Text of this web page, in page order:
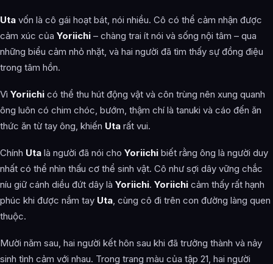
Uta vốn là cô gái hoạt bát, nói nhiều. Cô có thể cảm nhận được
cảm xúc của Yoriichi – chàng trai ít nói và sống nội tâm – qua
những biểu cảm nhỏ nhặt, và hai người đã tìm thấy sự đồng điệu
trong tâm hồn.
Vì Yoriichi có thể thu hút động vật và côn trùng nên xung quanh
ông luôn có chim chóc, bướm, thậm chí là tanuki và cáo đến ăn
thức ăn từ tay ông, khiến Uta rất vui.
Chính Uta là người đã nói cho Yoriichi biết rằng ông là người duy
nhất có thể nhìn thấu cơ thể sinh vật. Cô như sợi dây vững chắc
níu giữ cánh diều đứt dây là Yoriichi. Yoriichi cảm thấy rất hạnh
phúc khi được nắm tay Uta, cùng cô đi trên con đường làng quen
thuộc.
Mười năm sau, hai người kết hôn sau khi đã trưởng thành và nảy
sinh tình cảm với nhau. Trong trang màu của tập 21, hai người